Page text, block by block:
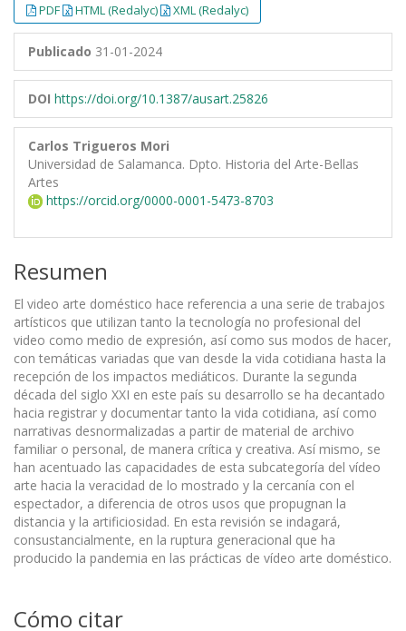
PDF HTML (Redalyc) XML (Redalyc)
Publicado 31-01-2024
DOI https://doi.org/10.1387/ausart.25826
Carlos Trigueros Mori
Universidad de Salamanca. Dpto. Historia del Arte-Bellas
Artes
https://orcid.org/0000-0001-5473-8703
Resumen
El video arte doméstico hace referencia a una serie de trabajos
artísticos que utilizan tanto la tecnología no profesional del
video como medio de expresión, así como sus modos de hacer,
con temáticas variadas que van desde la vida cotidiana hasta la
recepción de los impactos mediáticos. Durante la segunda
década del siglo XXI en este país su desarrollo se ha decantado
hacia registrar y documentar tanto la vida cotidiana, así como
narrativas desnormalizadas a partir de material de archivo
familiar o personal, de manera crítica y creativa. Así mismo, se
han acentuado las capacidades de esta subcategoría del vídeo
arte hacia la veracidad de lo mostrado y la cercanía con el
espectador, a diferencia de otros usos que propugnan la
distancia y la artificiosidad. En esta revisión se indagará,
consustancialmente, en la ruptura generacional que ha
producido la pandemia en las prácticas de vídeo arte doméstico.
Cómo citar